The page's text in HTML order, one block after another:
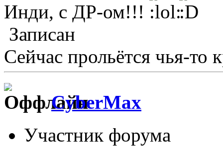
Инди, с ДР-ом!!!
Записан
Сейчас прольётся чья-то
CyberMax
Участник форума